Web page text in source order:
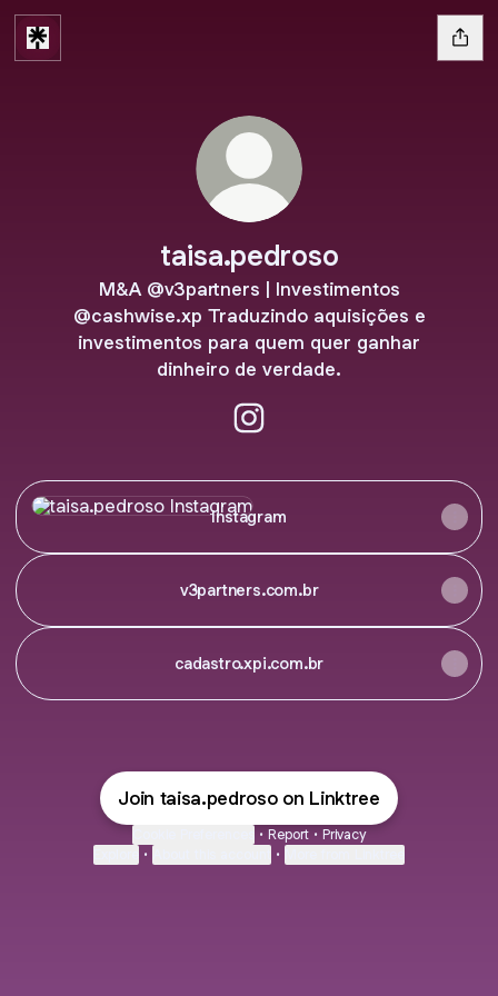
taisa.pedroso
M&A @v3partners | Investimentos
@cashwise.xp Traduzindo aquisições e
investimentos para quem quer ganhar
dinheiro de verdade.
Instagram
Instagram
v3partners.com.br
cadastro.xpi.com.br
Join taisa.pedroso on Linktree
• Report • Privacy
• •